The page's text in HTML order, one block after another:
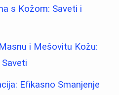
s Kožom: Saveti i
i Mešovitu Kožu:
Efikasno Smanjenje